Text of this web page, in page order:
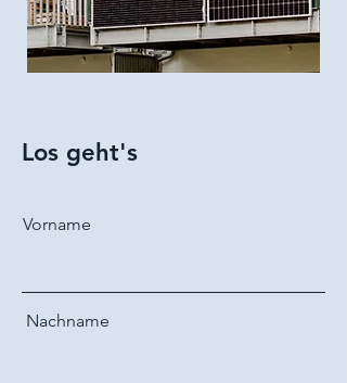
Los geht's
Vorname
Nachname